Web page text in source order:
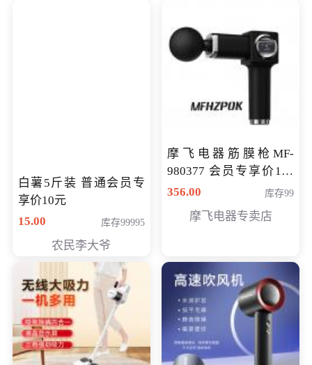
白薯5斤装 普通会员专
享价10元
15.00
库存99995
农民李大爷
摩飞电器筋膜枪MF-
980377 会员专享价199
元
356.00 库存99
摩飞电器专卖店